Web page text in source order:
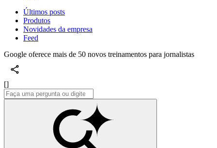
Últimos posts
Produtos
Novidades da empresa
Feed
Google oferece mais de 50 novos treinamentos para jornalistas
[]